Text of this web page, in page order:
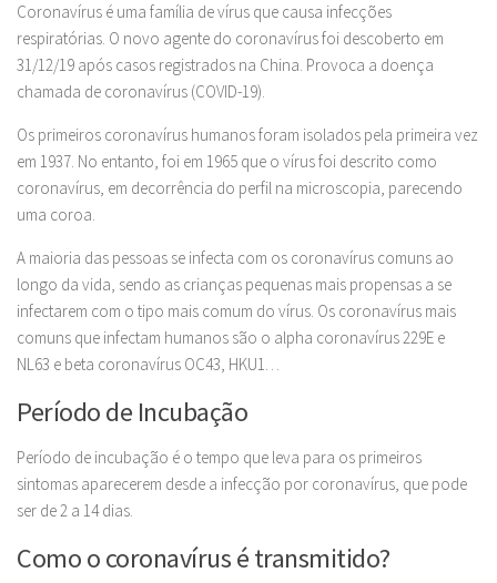
Coronavírus é uma família de vírus que causa infecções
respiratórias. O novo agente do coronavírus foi descoberto em
31/12/19 após casos registrados na China. Provoca a doença
chamada de coronavírus (COVID-19).
Os primeiros coronavírus humanos foram isolados pela primeira vez
em 1937. No entanto, foi em 1965 que o vírus foi descrito como
coronavírus, em decorrência do perfil na microscopia, parecendo
uma coroa.
A maioria das pessoas se infecta com os coronavírus comuns ao
longo da vida, sendo as crianças pequenas mais propensas a se
infectarem com o tipo mais comum do vírus. Os coronavírus mais
comuns que infectam humanos são o alpha coronavírus 229E e
NL63 e beta coronavírus OC43, HKU1…
Período de Incubação
Período de incubação é o tempo que leva para os primeiros
sintomas aparecerem desde a infecção por coronavírus, que pode
ser de 2 a 14 dias.
Como o coronavírus é transmitido?